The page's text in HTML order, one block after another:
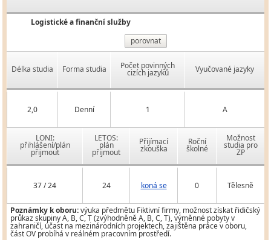
Logistické a finanční služby
porovnat
Délka studia Forma studia Počet povinných
cizích jazyků Vyučované jazyky
2,0 Denní 1 A
LONI:
přihlášení/plán
přijmout
LETOS:
plán
přijmout
Přijímací
zkouška
Roční
školné
Možnost
studia pro
ZP
37 / 24 24 koná se 0 Tělesně
Poznámky k oboru:výuka předmětu Fiktivní firmy, možnost získat řidičský
průkaz skupiny A, B, C, T (zvýhodněně A, B, C, T), výměnné pobyty v
zahraničí, účast na mezinárodních projektech, zajištěna práce v oboru,
část OV probíhá v reálném pracovním prostředí.